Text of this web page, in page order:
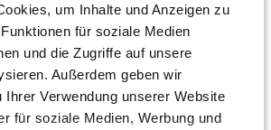
um Inhalte und Anzeigen zu
für soziale Medien
und die Zugriffe auf unsere
Außerdem geben wir
Ihrer Verwendung unserer Website
für soziale Medien, Werbung und
gezwungen, einen
zu begründen. Das hätte den
deutlich erhöht“, erläutert der